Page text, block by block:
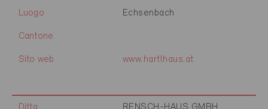
Luogo Echsenbach
Cantone
Sito web www.hartlhaus.at